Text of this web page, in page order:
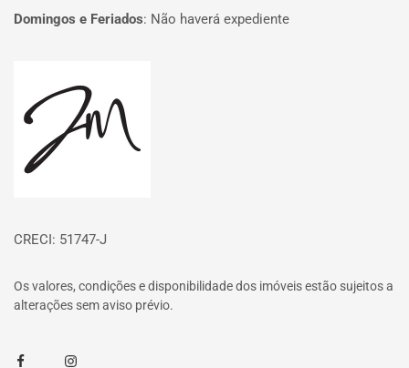
Domingos e Feriados: Não haverá expediente
CRECI: 51747-J
Os valores, condições e disponibilidade dos imóveis estão sujeitos a
alterações sem aviso prévio.
FacebookInstagram